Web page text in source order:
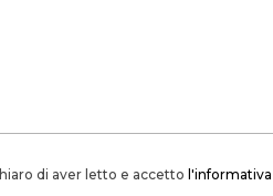
di aver letto e accetto